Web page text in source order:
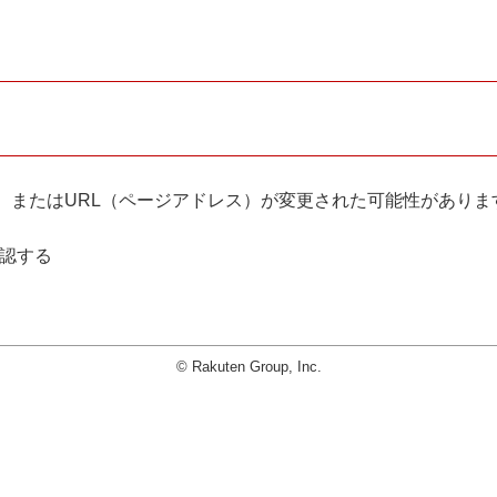
たはURL（ページアドレス）が変更された可能性がありま
する
© Rakuten Group, Inc.